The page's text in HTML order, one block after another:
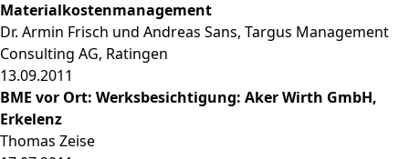
Materialkostenmanagement
Dr. Armin Frisch und Andreas Sans, Targus Management
Consulting AG, Ratingen
13.09.2011
BME vor Ort: Werksbesichtigung: Aker Wirth GmbH,
Erkelenz
Thomas Zeise